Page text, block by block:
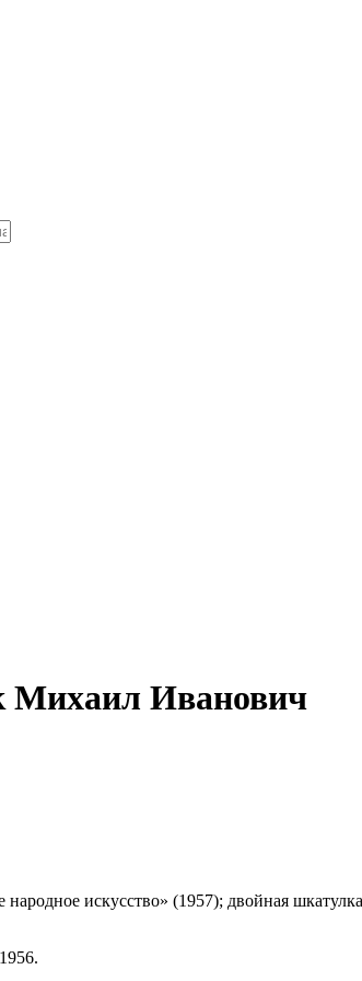
Михаил Иванович
искусство» (1957); двойная